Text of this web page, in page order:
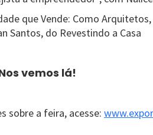
que Vende: Como
Santos, do Revestindo a Casa
vemos lá!
sobre a feira, acesse: